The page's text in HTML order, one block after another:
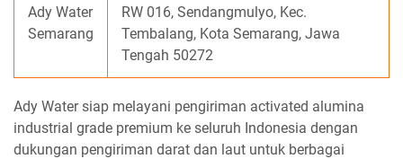
Ady Water
Semarang
RW 016, Sendangmulyo, Kec.
Tembalang, Kota Semarang, Jawa
Tengah 50272
Ady Water siap melayani pengiriman activated alumina
industrial grade premium ke seluruh Indonesia dengan
dukungan pengiriman darat dan laut untuk berbagai